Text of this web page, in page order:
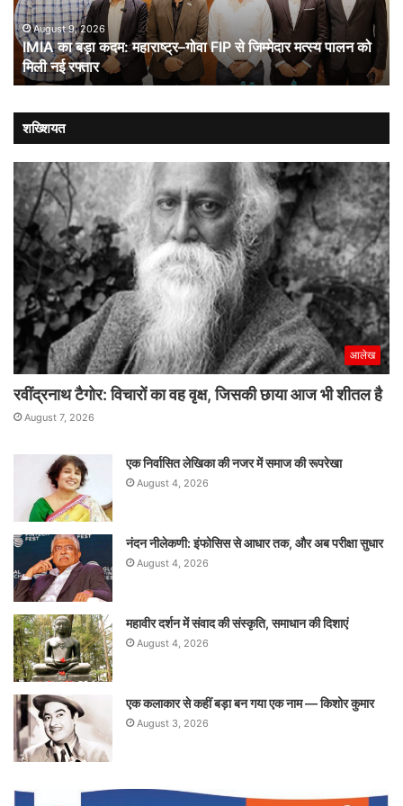
FIP
से
जिम्मेदार
मत्स्य
पालन
मिली
नई
रफ्तार
August 9, 2026
IMIA का बड़ा कदम: महाराष्ट्र–गोवा FIP से जिम्मेदार मत्स्य पालन को
मिली नई रफ्तार
शख्शियत
आलेख
रवींद्रनाथ टैगोर: विचारों का वह वृक्ष, जिसकी छाया आज भी शीतल है
August 7, 2026
एक निर्वासित लेखिका की नजर में समाज की रूपरेखा
August 4, 2026
नंदन नीलेकणी: इंफोसिस से आधार तक, और अब परीक्षा सुधार
August 4, 2026
महावीर दर्शन में संवाद की संस्कृति, समाधान की दिशाएं
August 4, 2026
एक कलाकार से कहीं बड़ा बन गया एक नाम — किशोर कुमार
August 3, 2026